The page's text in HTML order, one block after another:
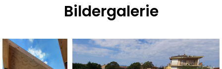
Bildergalerie